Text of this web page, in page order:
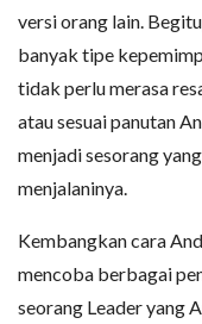
versi orang lain.
banyak tipe
tidak perlu merasa
atau sesuai panutan
menjadi sesorang
menjalaninya.
Kembangkan cara
mencoba berbagai
seorang Leader yang